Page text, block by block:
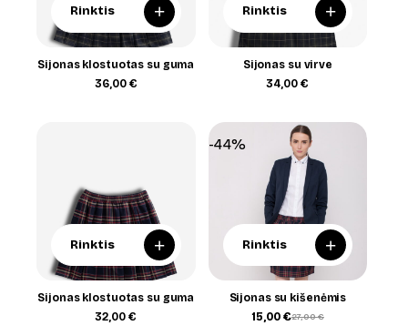
Rinktis +
Sijonas klostuotas su guma
36,00 €
Rinktis +
Sijonas su virve
34,00€
Rinktis +
Sijonas klostuotas su guma
32,00€
-44%
Rinktis +
Sijonas su kišenėmis
27,00€
Original
15,00 €Current